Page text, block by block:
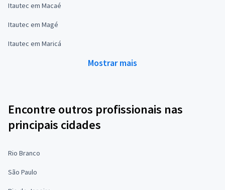
Itautec em Macaé
Itautec em Magé
Itautec em Maricá
Mostrar mais
Encontre outros profissionais nas
principais cidades
Rio Branco
São Paulo